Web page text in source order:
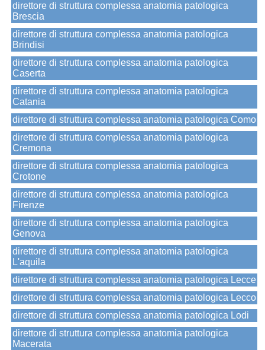
direttore di struttura complessa anatomia patologica
Brescia
direttore di struttura complessa anatomia patologica
Brindisi
direttore di struttura complessa anatomia patologica
Caserta
direttore di struttura complessa anatomia patologica
Catania
direttore di struttura complessa anatomia patologica Como
direttore di struttura complessa anatomia patologica
Cremona
direttore di struttura complessa anatomia patologica
Crotone
direttore di struttura complessa anatomia patologica
Firenze
direttore di struttura complessa anatomia patologica
Genova
direttore di struttura complessa anatomia patologica
L'aquila
direttore di struttura complessa anatomia patologica Lecce
direttore di struttura complessa anatomia patologica Lecco
direttore di struttura complessa anatomia patologica Lodi
direttore di struttura complessa anatomia patologica
Macerata